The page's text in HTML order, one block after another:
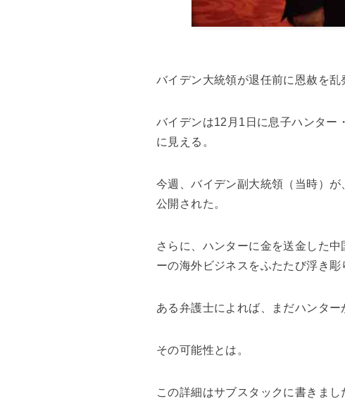
バイデン大統領が退任前に恩赦を乱
バイデンは12月1日に息子ハンター
に見える。
今週、バイデン副大統領（当時）
公開された。
さらに、ハンターに金を送金した
ーの海外ビジネスをふたたび浮き彫
ある弁護士によれば、まだハンター
その可能性とは。
この詳細はサブスタックに書きまし